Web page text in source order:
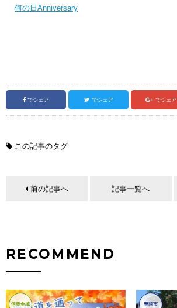
何の日Anniversary
でシェア でシェア でシェア
この記事のタグ
前の記事へ 記事一覧へ
RECOMMEND
但馬全域 豊岡市